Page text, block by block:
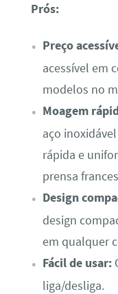
Prós:
Preço
acessível em
modelos no
Moagem
aço
rápida e
prensa
Design
design
em qualquer
Fácil de usar:
liga/desliga.